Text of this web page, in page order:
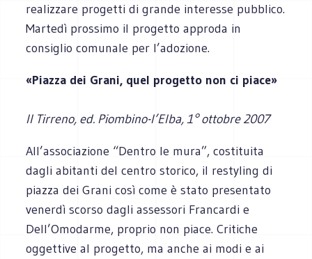
realizzare progetti di grande interesse pubblico.
Martedì prossimo il progetto approda in
consiglio comunale per l’adozione.
«Piazza dei Grani, quel progetto non ci piace»
Il Tirreno, ed. Piombino-l’Elba, 1° ottobre 2007
All’associazione “Dentro le mura”, costituita
dagli abitanti del centro storico, il restyling di
piazza dei Grani così come è stato presentato
venerdì scorso dagli assessori Francardi e
Dell’Omodarme, proprio non piace. Critiche
oggettive al progetto, ma anche ai modi e ai